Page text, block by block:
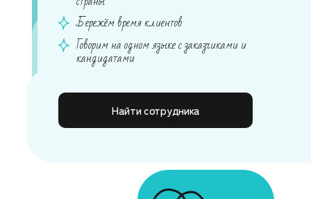
Бережём время клиентов
Говорим на одном языке с заказчиками и
кандидатами
Найти сотрудника